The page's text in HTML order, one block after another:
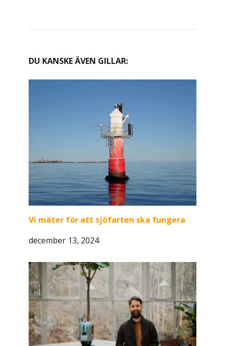
DU KANSKE ÄVEN GILLAR:
Vi mäter för att sjöfarten ska fungera
december 13, 2024